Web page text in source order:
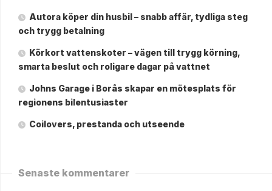
Autora köper din husbil – snabb affär, tydliga steg
och trygg betalning
Körkort vattenskoter – vägen till trygg körning,
smarta beslut och roligare dagar på vattnet
Johns Garage i Borås skapar en mötesplats för
regionens bilentusiaster
Coilovers, prestanda och utseende
Senaste kommentarer